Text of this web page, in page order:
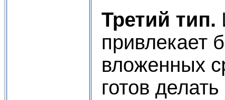
Третий тип.
привлекает
вложенных
готов